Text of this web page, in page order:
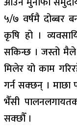
५/७ वर्षमै दोब्बर
कृषि हो ।
सकिन्छ । जस्तो मैले
मिलेर यो काम
गर्न सक्छन् । माछा
भैँसी
सक्छौँ ।